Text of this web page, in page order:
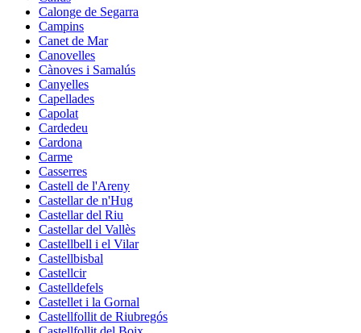
Calonge de Segarra
Campins
Canet de Mar
Canovelles
Cànoves i Samalús
Canyelles
Capellades
Capolat
Cardedeu
Cardona
Carme
Casserres
Castell de l'Areny
Castellar de n'Hug
Castellar del Riu
Castellar del Vallès
Castellbell i el Vilar
Castellbisbal
Castellcir
Castelldefels
Castellet i la Gornal
Castellfollit de Riubregós